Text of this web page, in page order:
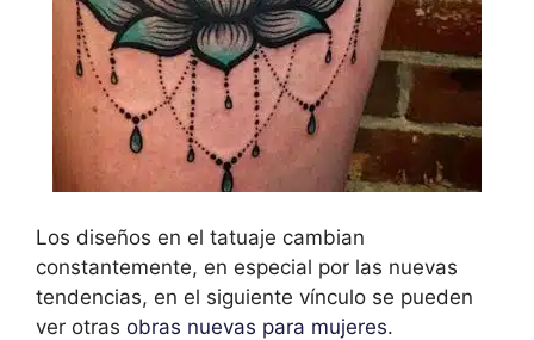
Los diseños en el tatuaje cambian
constantemente, en especial por las nuevas
tendencias, en el siguiente vínculo se pueden
ver otras obras nuevas para mujeres.